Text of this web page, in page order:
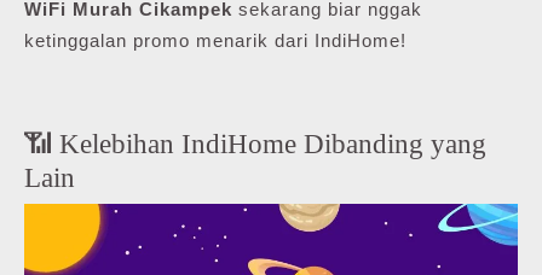
WiFi Murah Cikampek sekarang biar nggak
ketinggalan promo menarik dari IndiHome!
📶 Kelebihan IndiHome Dibanding yang
Lain